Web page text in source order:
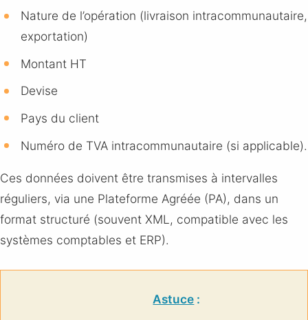
Nature de l’opération (livraison intracommunautaire,
exportation)
Montant HT
Devise
Pays du client
Numéro de TVA intracommunautaire (si applicable).
Ces données doivent être transmises à intervalles
réguliers, via une Plateforme Agréée (PA), dans un
format structuré (souvent XML, compatible avec les
systèmes comptables et ERP).
Astuce :